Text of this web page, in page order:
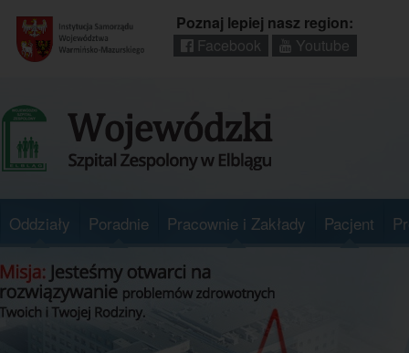
portal
informacyjny
Wrota
Warmii
i
Mazur
Poznaj lepiej nasz region:
Facebook
Youtube
Oddziały Poradnie Pracownie i Zakłady Pacjent